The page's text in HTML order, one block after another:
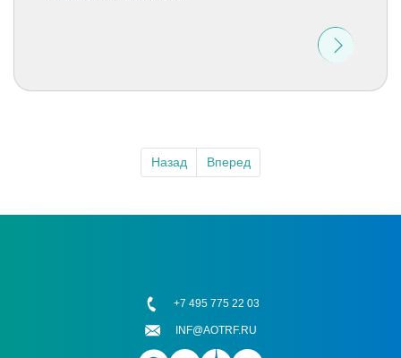
Назад Вперед
+7 495 775 22 03
INF@AOTRF.RU